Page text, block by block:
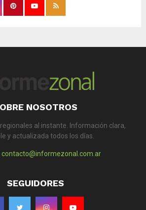
NOSOTROS
al instante. Información clara,
y actualizada todos los días.
contacto@informezonal.com.ar
SEGUIDORES